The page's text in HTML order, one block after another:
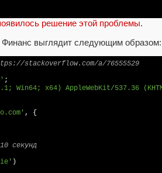
решение этой проблемы.
Финанс выглядит следующим образом:
stackoverflow.com/a/76555529
;
Win64; x64) AppleWebKit/537.36
, {
секунд
)